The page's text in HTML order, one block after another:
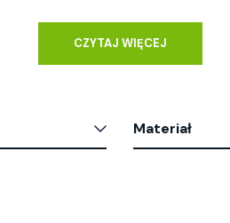
CZYTAJ WIĘCEJ
Materiał